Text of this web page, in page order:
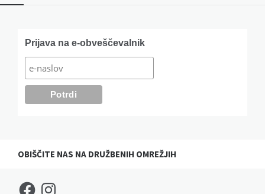
WidgetsPrijava na e-obveščevalnik
OBIŠČITE NAS NA DRUŽBENIH OMREŽJIH
FacebookInstagram